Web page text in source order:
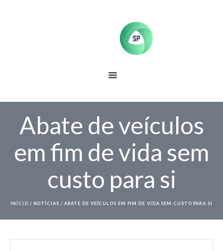
Abate de veículos
em fim de vida sem
custo para si
INÍCIO / NOTÍCIAS / ABATE DE VEÍCULOS EM FIM DE VIDA SEM CUSTO PARA SI